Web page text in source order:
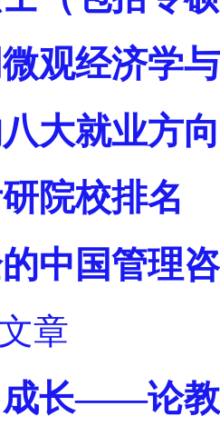
观经济学
大就业方
院校排名
中国管理
章
长——论教